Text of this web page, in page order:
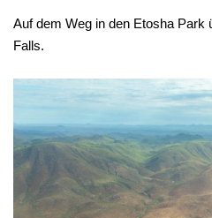
Auf dem Weg in den Etosha Park
Falls.